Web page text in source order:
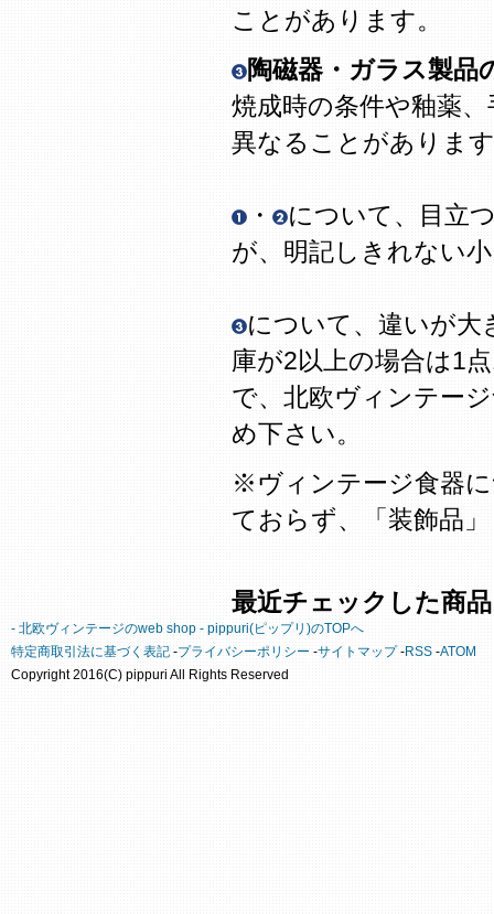
ことがあります。
陶磁器・ガラス製品
焼成時の条件や釉薬
異なることがありま
・
について、目立
が、明記しきれない
について、違いが
庫が2以上の場合は1
で、北欧ヴィンテー
め下さい。
※ヴィンテージ食器
ておらず、「装飾品
最近チェックした商品
- 北欧ヴィンテージのweb shop - pippuri(ピップリ)のTOPへ
特定商取引法に基づく表記 -プライバシーポリシー -サイトマップ-RSS -ATOM
Copyright 2016(C) pippuri All Rights Reserved